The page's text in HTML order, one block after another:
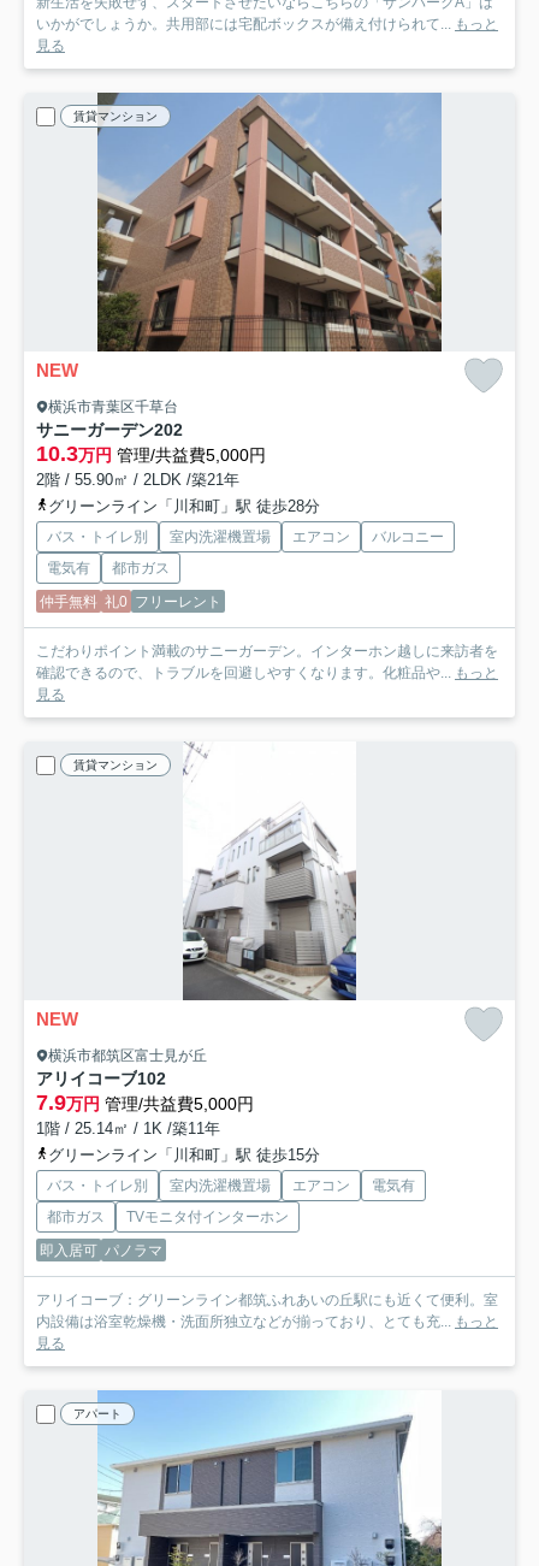
いかがでしょうか。共用部には宅配ボックスが備え付けられて... もっと
見る
賃貸マンション
NEW
横浜市青葉区千草台
サニーガーデン202
10.3万円 管理/共益費5,000円
2階 / 55.90㎡ / 2LDK /築21年
グリーンライン「川和町」駅 徒歩28分
バス・トイレ別 室内洗濯機置場 エアコン
バルコニー
電気有
都市ガス
仲手無料 礼0 フリーレント
こだわりポイント満載のサニーガーデン。インターホン越しに来訪者を
確認できるので、トラブルを回避しやすくなります。化粧品や... もっと
見る
賃貸マンション
NEW
横浜市都筑区富士見が丘
アリイコーブ102
7.9万円 管理/共益費5,000円
1階 / 25.14㎡ / 1K /築11年
グリーンライン「川和町」駅 徒歩15分
バス・トイレ別 室内洗濯機置場 エアコン
電気有
都市ガス
TVモニタ付インターホン
即入居可 パノラマ
アリイコーブ：グリーンライン都筑ふれあいの丘駅にも近くて便利。室
内設備は浴室乾燥機・洗面所独立などが揃っており、とても充... もっと
見る
アパート